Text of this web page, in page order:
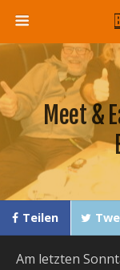
Meet &
Teilen
Am letzten